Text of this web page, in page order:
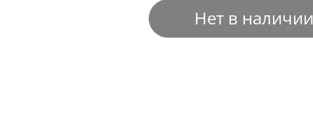
Нет в наличии